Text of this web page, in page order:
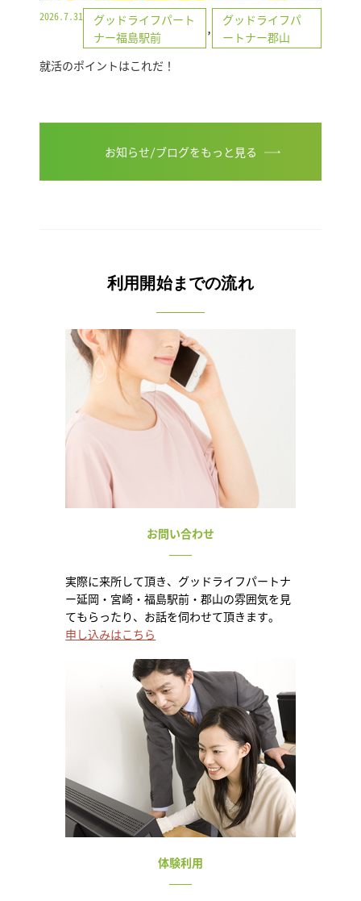
2026.7.31
グッドライフパート
ナー福島駅前
,
グッドライフパ
ートナー郡山
就活のポイントはこれだ！
お知らせ/ブログをもっと見る
利用開始までの流れ
お問い合わせ
実際に来所して頂き、グッドライフパートナ
ー延岡・宮崎・福島駅前・郡山の雰囲気を見
てもらったり、お話を伺わせて頂きます。
申し込みはこちら
体験利用